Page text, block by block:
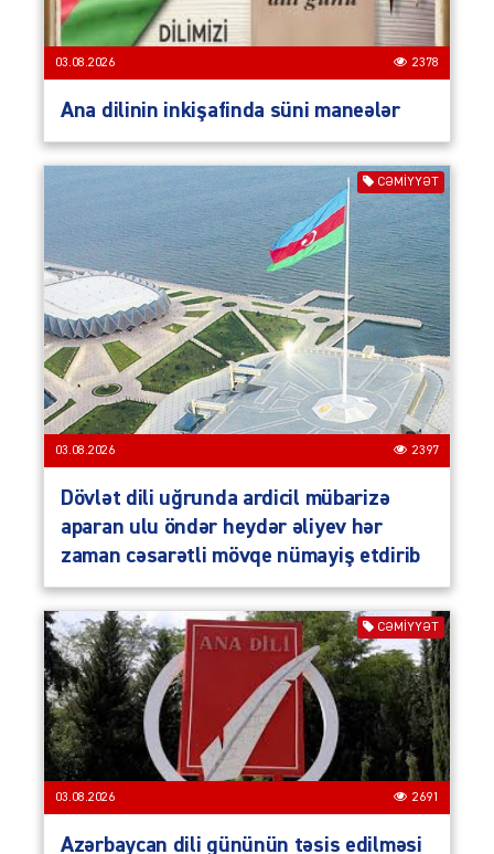
03.08.2026 2378
Ana dilinin inkişafinda süni maneələr
CƏMIYYƏT
03.08.2026 2397
Dövlət dili uğrunda ardicil mübarizə
aparan ulu öndər heydər əliyev hər
zaman cəsarətli mövqe nümayiş etdirib
CƏMIYYƏT
03.08.2026 2691
Azərbaycan dili gününün təsis edilməsi